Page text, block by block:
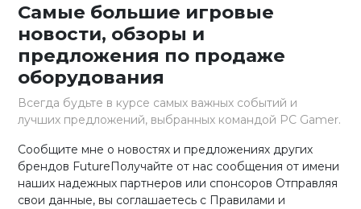
Самые большие игровые
новости, обзоры и
предложения по продаже
оборудования
Всегда будьте в курсе самых важных событий и
лучших предложений, выбранных командой PC Gamer.
Сообщите мне о новостях и предложениях других
брендов FutureПолучайте от нас сообщения от имени
наших надежных партнеров или спонсоров Отправляя
свои данные, вы соглашаетесь с Правилами и